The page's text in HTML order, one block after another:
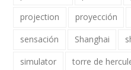
projection
proyección
sensación
Shanghai
simulator
torre de